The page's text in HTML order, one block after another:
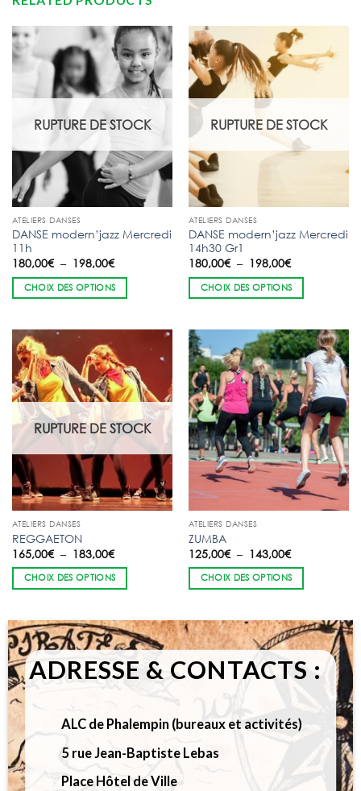
RUPTURE DE STOCK
ATELIERS DANSES
DANSE modern’jazz Mercredi
11h
180,00€ – 198,00€Plage
de
prix :
180,00€
à
CHOIX DES OPTIONS
RUPTURE DE STOCK
ATELIERS DANSES
DANSE modern’jazz Mercredi
14h30 Gr1
180,00€ – 198,00€Plage
de
prix :
180,00€
à
CHOIX DES OPTIONS
RUPTURE DE STOCK
ATELIERS DANSES
REGGAETON
165,00€ – 183,00€Plage
de
prix :
165,00€
à
CHOIX DES OPTIONS
ATELIERS DANSES
ZUMBA
125,00€ – 143,00€Plage
de
prix :
125,00€
à
CHOIX DES OPTIONS
ADRESSE & CONTACTS :
ALC de Phalempin (bureaux et activités)
5 rue Jean-Baptiste Lebas
Place Hôtel de Ville